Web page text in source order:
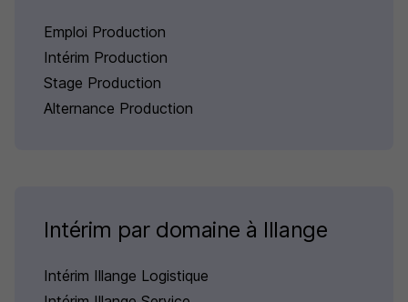
Emploi Production
Intérim Production
Stage Production
Alternance Production
Intérim par domaine à Illange
Intérim Illange Logistique